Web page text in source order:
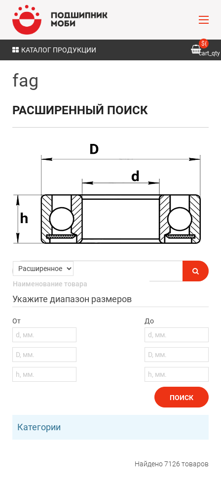
КАТАЛОГ ПРОДУКЦИИ
${
cart_qty
fag
РАСШИРЕННЫЙ ПОИСК
Укажите диапазон размеров
От До
ПОИСК
Категории
Найдено7126 товаров